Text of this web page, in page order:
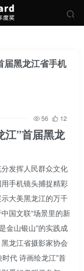
届黑龙江省手机
56 12
江”首届黑龙
发挥人民群众文化
手机镜头捕捉精彩
大美黑龙江的万千
国文联“场景里的新
金山银山”的实践成
龙江省摄影家协会
代 诗画绘龙江”首